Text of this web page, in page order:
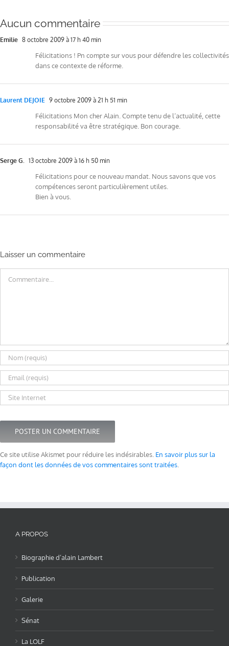
Aucun commentaire
Emilie 8 octobre 2009 à 17 h 40 min
Félicitations ! Pn compte sur vous pour défendre les collectivités
dans ce contexte de réforme.
Laurent DEJOIE 9 octobre 2009 à 21 h 51 min
Félicitations Mon cher Alain. Compte tenu de l’actualité, cette
responsabilité va être stratégique. Bon courage.
Serge G. 13 octobre 2009 à 16 h 50 min
Félicitations pour ce nouveau mandat. Nous savons que vos
compétences seront particulièrement utiles.
Bien à vous.
Laisser un commentaire
Ce site utilise Akismet pour réduire les indésirables. En savoir plus sur la
façon dont les données de vos commentaires sont traitées
A PROPOS
Biographie d’alain Lambert
Publication
Galerie
Sénat
La LOLF